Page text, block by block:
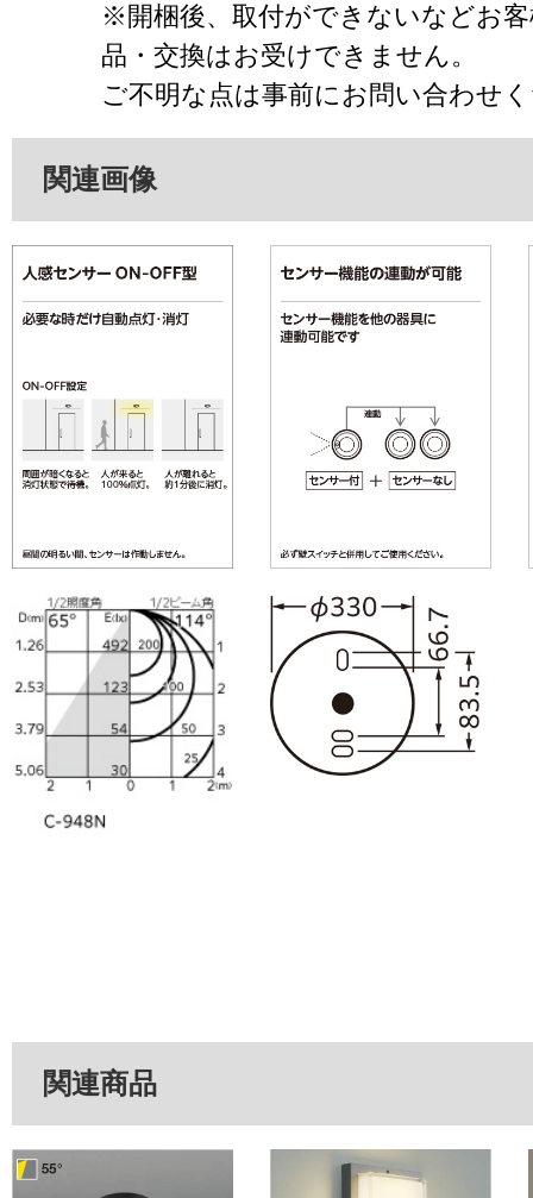
※開梱後、取付ができないなどお
品・交換はお受けできません。
ご不明な点は事前にお問い合わせ
関連画像
関連商品